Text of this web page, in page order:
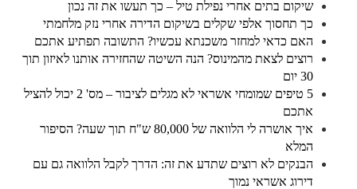
שיקום בתים אחרי נפילת טיל – כך תעשו את זה נכון
כך תחסוך אלפי שקלים בשיקום הדירה אחרי נזק מלחמתי
האם כדאי למחזר משכנתא עכשיו? התשובה תפתיע אתכם
רוצים לצאת מהמינוס? הנה השיטה שהחזירה אותנו לאיזון תוך
30 יום
5 טיפים שמומחי אשראי לא מגלים לציבור – מס' 2 יכול להציל
אתכם
איך אושרה לי הלוואה של 80,000 ש"ח תוך שעה? הסיפור
המלא
הבנקים לא רוצים שתדע את זה: הדרך לקבל הלוואה גם עם
דירוג אשראי נמוך